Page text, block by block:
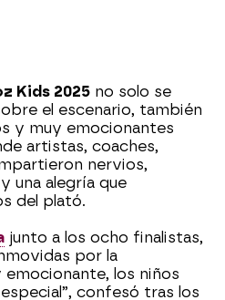
Kids 2025 no solo se
el escenario, también
y muy emocionantes
artistas, coaches,
nervios,
una alegría que
del plató.
junto a los ocho finalistas,
por la
emocionante, los niños
confesó tras los